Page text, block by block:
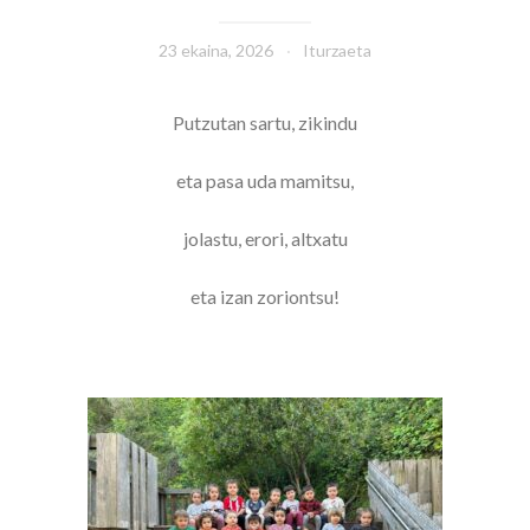
23 ekaina, 2026 Iturzaeta
Putzutan sartu, zikindu
eta pasa uda mamitsu,
jolastu, erori, altxatu
eta izan zoriontsu!